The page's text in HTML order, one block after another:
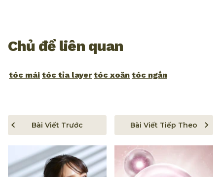
Chủ đề liên quan
tóc mái tóc tỉa layer tóc xoăn tóc ngắn
Bài Viết Trước Bài Viết Tiếp Theo